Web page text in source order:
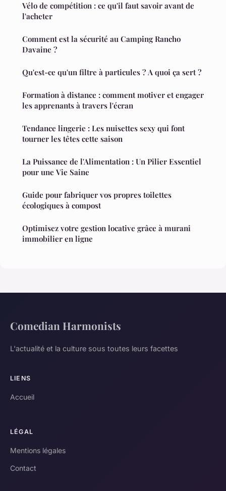
Vélo de compétition : ce qu'il faut savoir avant de
l'acheter
Comment est la sécurité au Camping Rancho
Davaine ?
Qu'est-ce qu'un filtre à particules ? A quoi ça sert ?
Formation à distance : comment motiver et engager
les apprenants à travers l'écran
Tendance lingerie : Les nuisettes sexy qui font
tourner les têtes cette saison
La Puissance de l'Alimentation : Un Pilier Essentiel
pour une Vie Saine
Guide pour fabriquer vos propres toilettes
écologiques à compost
Optimisez votre gestion locative grâce à murani
immobilier en ligne
Comedian Harmonists
L'actualité et la culture sous toutes leurs facettes
LIENS
Accueil
LÉGAL
Mentions légales
Contact